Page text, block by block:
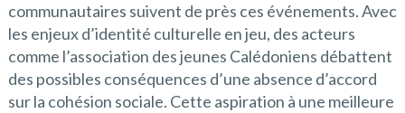
communautaires suivent de près ces événements. Avec
les enjeux d’identité culturelle en jeu, des acteurs
comme l’association des jeunes Calédoniens débattent
des possibles conséquences d’une absence d’accord
sur la cohésion sociale. Cette aspiration à une meilleure